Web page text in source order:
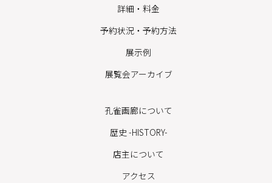
詳細・料金
予約状況・予約方法
展示例
展覧会アーカイブ
孔雀画廊について
歴史 -HISTORY-
店主について
アクセス